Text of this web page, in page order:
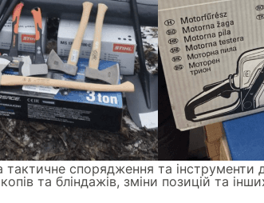
спорядження та
та бліндажів, зміни позицій та